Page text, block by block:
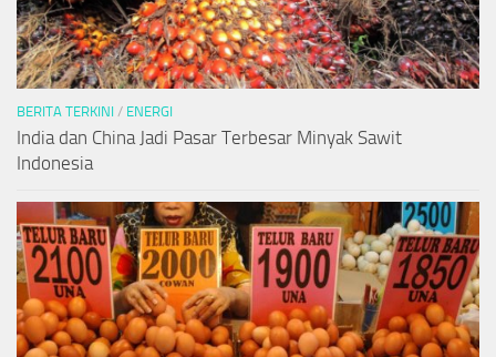
BERITA TERKINI / ENERGI
India dan China Jadi Pasar Terbesar Minyak Sawit
Indonesia